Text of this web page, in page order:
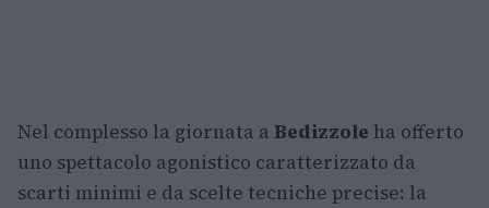
Nel complesso la giornata a Bedizzole ha offerto
uno spettacolo agonistico caratterizzato da
scarti minimi e da scelte tecniche precise: la